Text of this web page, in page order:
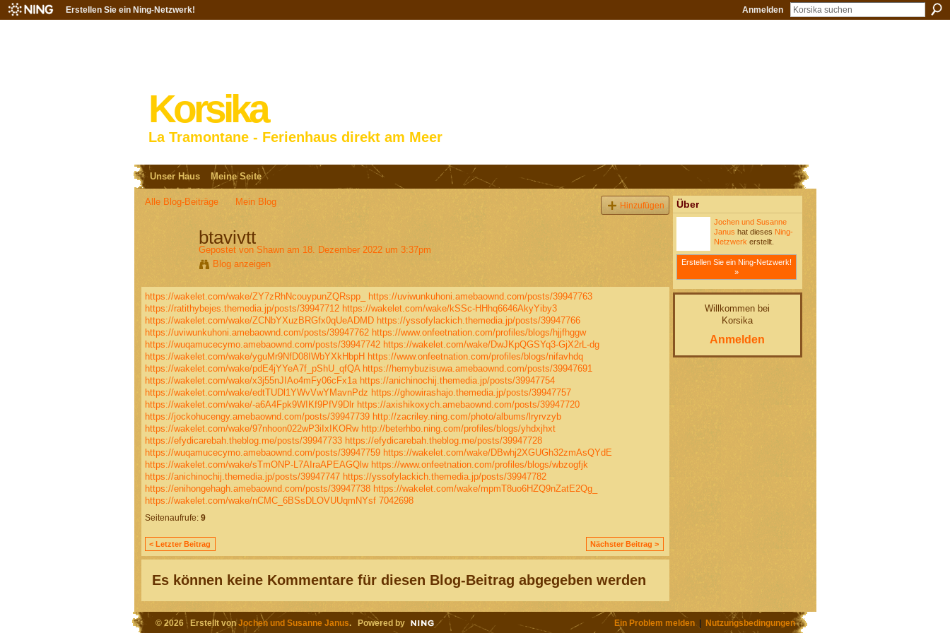
Erstellen Sie ein Ning-Netzwerk! Anmelden
Korsika
La Tramontane - Ferienhaus direkt am Meer
Unser Haus Meine Seite
Alle Blog-Beiträge Mein Blog Hinzufügen
btavivtt
Gepostet von Shawnam 18. Dezember 2022 um 3:37pm
Blog anzeigen
https://wakelet.com/wake/ZY7zRhNcouypunZQRspp_
https://uviwunkuhoni.amebaownd.com/posts/39947763
https://ratithybejes.themedia.jp/posts/39947712 https://wakelet.com/wake/kSSc-HHhq6646AkyYiby3
https://wakelet.com/wake/ZCNbYXuzBRGfx0qUeADMD https://yssofylackich.themedia.jp/posts/39947766
https://uviwunkuhoni.amebaownd.com/posts/39947762 https://www.onfeetnation.com/profiles/blogs/hjjfhggw
https://wuqamucecymo.amebaownd.com/posts/39947742 https://wakelet.com/wake/DwJKpQGSYq3-GjX2rL-dg
https://wakelet.com/wake/yguMr9NfD08IWbYXkHbpH https://www.onfeetnation.com/profiles/blogs/nifavhdq
https://wakelet.com/wake/pdE4jYYeA7f_pShU_qfQA https://hemybuzisuwa.amebaownd.com/posts/39947691
https://wakelet.com/wake/x3j55nJIAo4mFy06cFx1a https://anichinochij.themedia.jp/posts/39947754
https://wakelet.com/wake/edtTUDl1YWvVwYMavnPdz https://ghowirashajo.themedia.jp/posts/39947757
https://wakelet.com/wake/-a6A4Fpk9WIKf9PfV9Dlr https://axishikoxych.amebaownd.com/posts/39947720
https://jockohucengy.amebaownd.com/posts/39947739 http://zacriley.ning.com/photo/albums/lryrvzyb
https://wakelet.com/wake/97nhoon022wP3iIxIKORw http://beterhbo.ning.com/profiles/blogs/yhdxjhxt
https://efydicarebah.theblog.me/posts/39947733 https://efydicarebah.theblog.me/posts/39947728
https://wuqamucecymo.amebaownd.com/posts/39947759 https://wakelet.com/wake/DBwhj2XGUGh32zmAsQYdE
https://wakelet.com/wake/sTmONP-L7AIraAPEAGQlw https://www.onfeetnation.com/profiles/blogs/wbzogfjk
https://anichinochij.themedia.jp/posts/39947747 https://yssofylackich.themedia.jp/posts/39947782
https://enihongehagh.amebaownd.com/posts/39947738 https://wakelet.com/wake/mpmT8uo6HZQ9nZatE2Qg_
https://wakelet.com/wake/nCMC_6BSsDLOVUUqmNYsf 7042698
Seitenaufrufe: 9
< Letzter Beitrag Nächster Beitrag >
Es können keine Kommentare für diesen Blog-Beitrag abgegeben werden
Über
Jochen und Susanne
Janus hat dieses Ning-
Netzwerk erstellt.
Erstellen Sie ein Ning-Netzwerk!
»
Willkommen bei
Korsika
Anmelden
© 2026 Erstellt vonJochen und Susanne Janus. Powered by Ein Problem melden| Nutzungsbedingungen